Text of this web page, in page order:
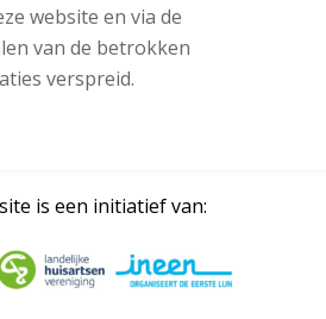
website en via de
van de betrokken
verspreid.
is een initiatief van: